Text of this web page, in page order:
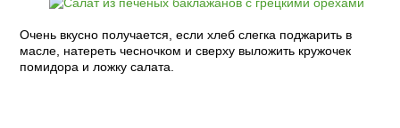
Очень вкусно получается, если хлеб слегка поджарить в
масле, натереть чесночком и сверху выложить кружочек
помидора и ложку салата.